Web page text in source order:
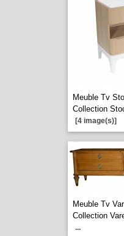
Meuble Tv
Collection
[4 image(s)]
Meuble Tv
Collection
...